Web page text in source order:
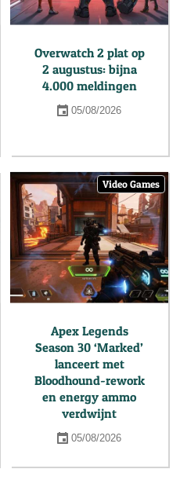
Overwatch 2 plat op
2 augustus: bijna
4.000 meldingen
05/08/2026
Video Games
Apex Legends
Season 30 ‘Marked’
lanceert met
Bloodhound-rework
en energy ammo
verdwijnt
05/08/2026